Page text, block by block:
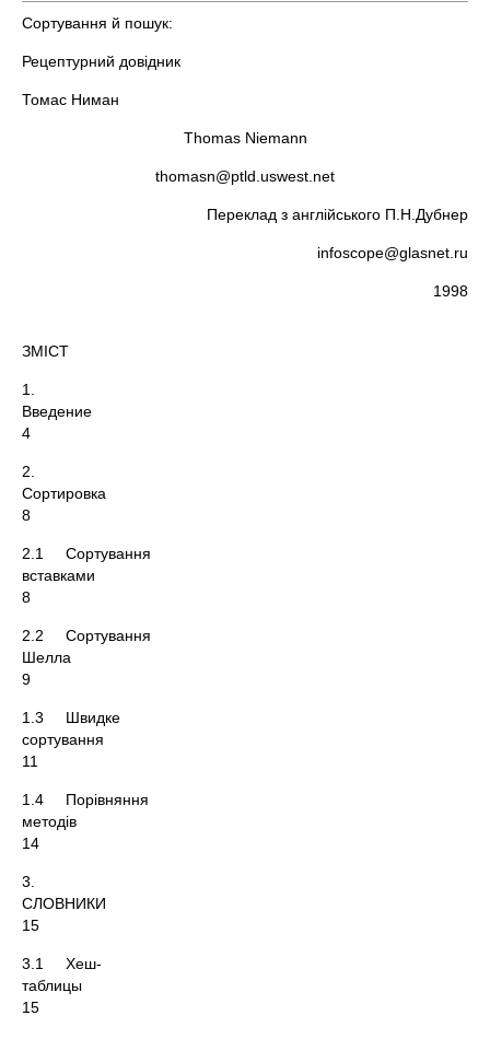
Сортування й пошук:
Рецептурний довідник
Томас Ниман
Thomas Niemann
thomasn@ptld.uswest.net
Переклад з англійського П.Н.Дубнер
infoscope@glasnet.ru
1998
ЗМІСТ
1.
4
2.
8
2.1 Сортування
8
2.2 Сортування
9
1.3 Швидке
11
1.4 Порівняння
14
3.
15
3.1 Хеш-
15